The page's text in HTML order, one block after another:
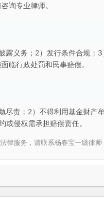
询专业律师。
露义务；2）发行条件合规；
临行政处罚和民事赔偿。
尽责；2）不得利用基金财产
侵权需承担赔偿责任。
律服务，请联系杨春宝一级律